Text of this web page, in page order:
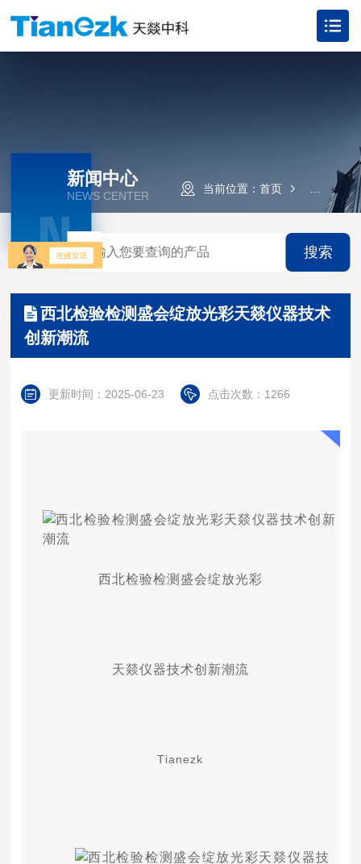
当前位置： 首页 新闻资讯
N
新闻中心
NEWS CENTER
搜索
西北检验检测盛会绽放光彩天燚仪器技术
创新潮流
更新时间：2025-06-23 点击次数：1266
西北检验检测盛会绽放光彩
天燚仪器技术创新潮流
Tianezk